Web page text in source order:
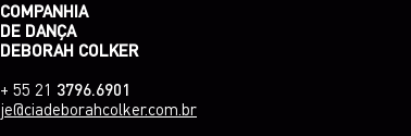
COMPANHIA
DE DANÇA
DEBORAH COLKER
+ 55 21 3796.6901
je@ciadeborahcolker.com.br